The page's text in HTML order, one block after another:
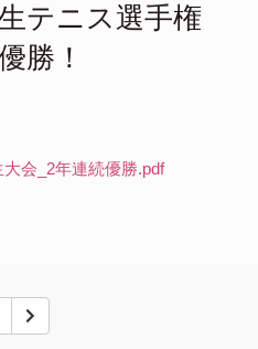
テニス選手権
勝！
会_2年連続優勝.pdf